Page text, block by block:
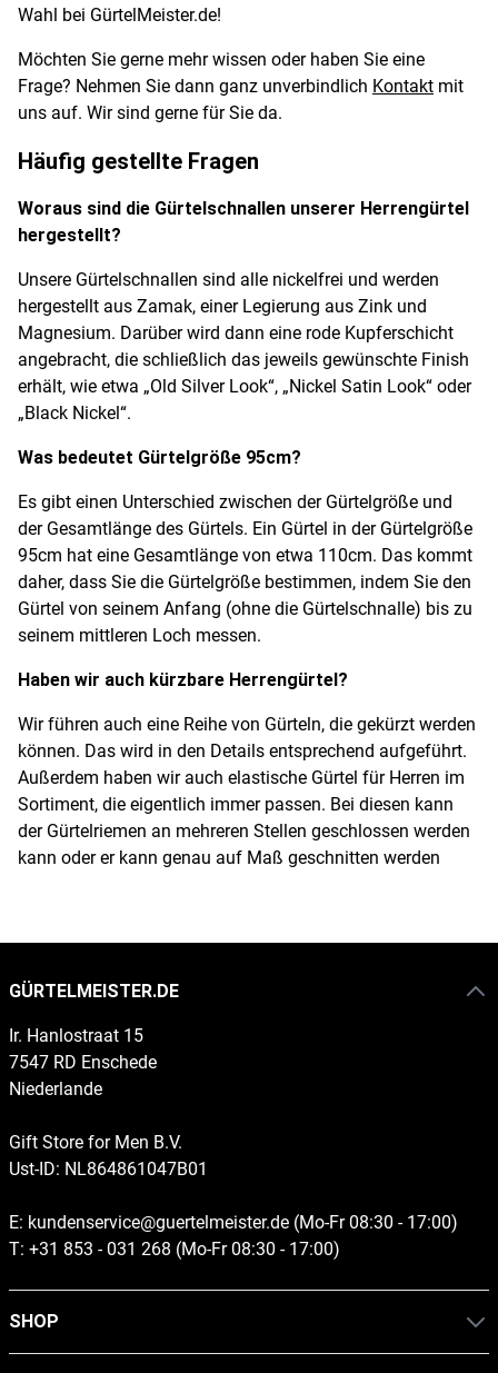
Wahl bei GürtelMeister.de!
Möchten Sie gerne mehr wissen oder haben Sie eine
Frage? Nehmen Sie dann ganz unverbindlich Kontakt mit
uns auf. Wir sind gerne für Sie da.
Häufig gestellte Fragen
Woraus sind die Gürtelschnallen unserer Herrengürtel
hergestellt?
Unsere Gürtelschnallen sind alle nickelfrei und werden
hergestellt aus Zamak, einer Legierung aus Zink und
Magnesium. Darüber wird dann eine rode Kupferschicht
angebracht, die schließlich das jeweils gewünschte Finish
erhält, wie etwa „Old Silver Look“, „Nickel Satin Look“ oder
„Black Nickel“.
Was bedeutet Gürtelgröße 95cm?
Es gibt einen Unterschied zwischen der Gürtelgröße und
der Gesamtlänge des Gürtels. Ein Gürtel in der Gürtelgröße
95cm hat eine Gesamtlänge von etwa 110cm. Das kommt
daher, dass Sie die Gürtelgröße bestimmen, indem Sie den
Gürtel von seinem Anfang (ohne die Gürtelschnalle) bis zu
seinem mittleren Loch messen.
Haben wir auch kürzbare Herrengürtel?
Wir führen auch eine Reihe von Gürteln, die gekürzt werden
können. Das wird in den Details entsprechend aufgeführt.
Außerdem haben wir auch elastische Gürtel für Herren im
Sortiment, die eigentlich immer passen. Bei diesen kann
der Gürtelriemen an mehreren Stellen geschlossen werden
kann oder er kann genau auf Maß geschnitten werden
GÜRTELMEISTER.DE
Ir. Hanlostraat 15
7547 RD Enschede
Niederlande
Gift Store for Men B.V.
Ust-ID: NL864861047B01
E: kundenservice@guertelmeister.de (Mo-Fr 08:30 - 17:00)
T: +31 853 - 031 268 (Mo-Fr 08:30 - 17:00)
SHOP